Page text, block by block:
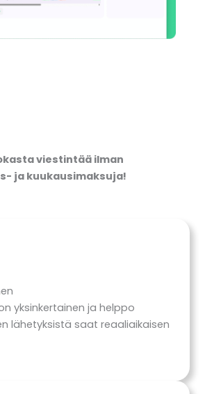
viestintää ilman
ja kuukausimaksuja!
yksinkertainen ja helppo
lähetyksistä saat reaaliaikaisen